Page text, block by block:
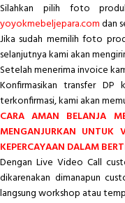
Silahkan pilih foto
yoyokmebeljepara.comdan
Jika sudah memilih foto
selanjutnya kami akan
Setelah menerima invoice
Konfirmasikan transfer
terkonfirmasi, kami akan
CARA AMAN BELANJA
MENGANJURKAN UNTUK
KEPERCAYAAN DALAM
Dengan Live Video Call
dikarenakan dimanapun
langsung workshop atau